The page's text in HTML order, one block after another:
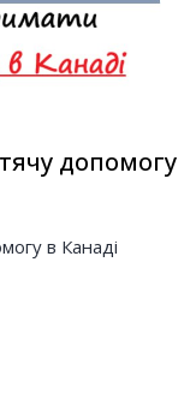
допомогу
в Канаді